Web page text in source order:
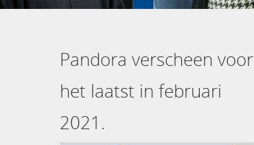
Pandora verscheen voor
het laatst in februari
2021.